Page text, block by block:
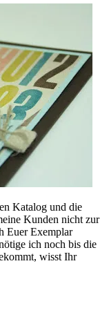
Katalog und die
Kunden nicht zur
Euer Exemplar
ich noch bis die
wisst Ihr